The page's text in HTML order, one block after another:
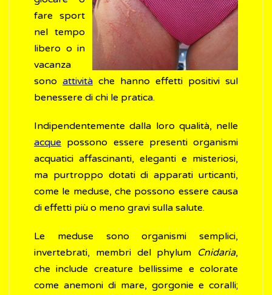
fare sport
nel tempo
libero o in
vacanza
sono attività che hanno effetti positivi sul
benessere di chi le pratica.
Indipendentemente dalla loro qualità, nelle
acque possono essere presenti organismi
acquatici affascinanti, eleganti e misteriosi,
ma purtroppo dotati di apparati urticanti,
come le meduse, che possono essere causa
di effetti più o meno gravi sulla salute.
Le meduse sono organismi semplici,
invertebrati, membri del phylum Cnidaria,
che include creature bellissime e colorate
come anemoni di mare, gorgonie e coralli;